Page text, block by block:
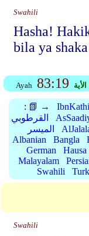
Swahili
Hasha!
bila ya
Ayah 83:19 الأية
: 📗 →
القرطوبي
الميسر
Albanian
Bangla
German
Hausa
Malayalam
Swahili
Swahili